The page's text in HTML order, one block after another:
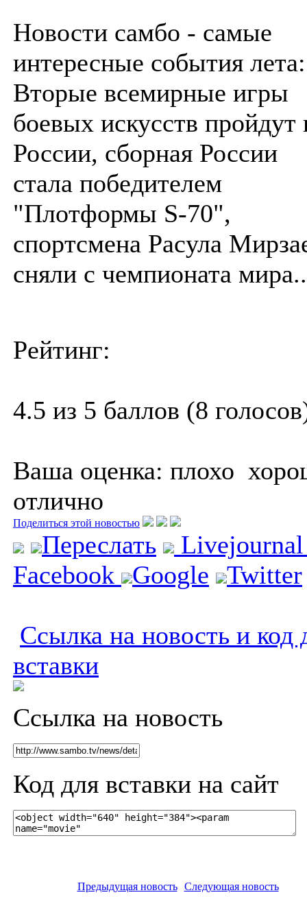
Новости самбо - самые
интересные события лета:
Вторые всемирные игры
боевых искусств пройдут
России, сборная России
стала победителем
"Плотформы S-70",
спортсмена Расула
сняли с чемпионата
Рейтинг:
4.5 из 5 баллов (8
Ваша оценка: плохо
отлично
Поделиться этой новостью
Переслать
Facebook
Google Twitter
Ссылка на новость и код
вставки
Ссылка на новость
Код для вставки на сайт
Предыдущая новость Следующая новость